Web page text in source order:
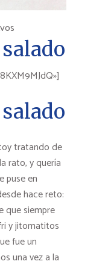
tratando de
rato, y quería
puse en
hace reto:
que siempre
y jitomatitos
fue un
una vez a la